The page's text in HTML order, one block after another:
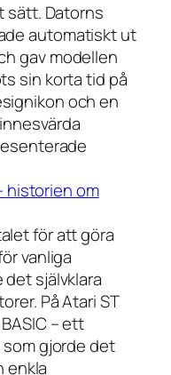
sätt. Datorns
automatiskt ut
gav modellen
sin korta tid på
och en
historien om
för att göra
vanliga
självklara
På Atari ST
– ett
gjorde det
enkla